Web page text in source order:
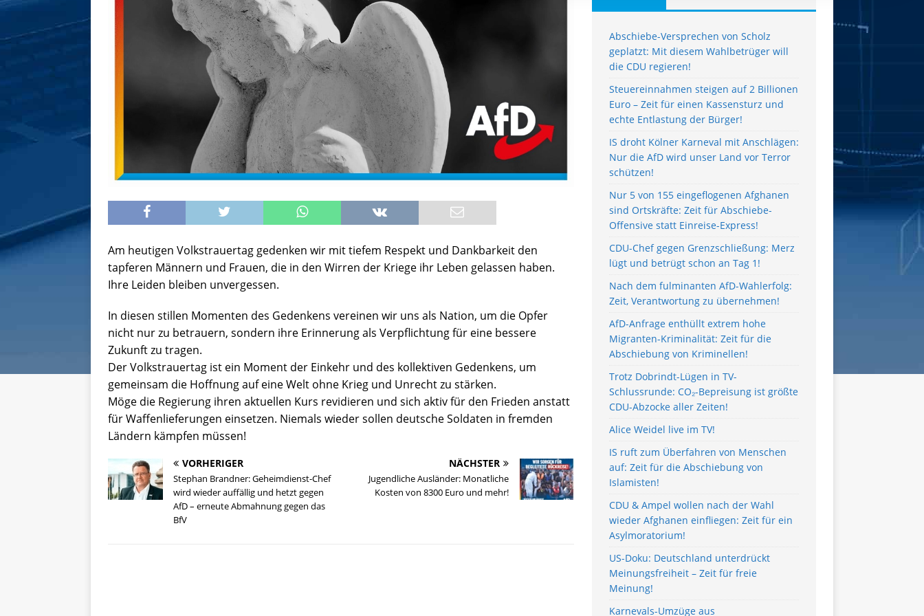
Am heutigen Volkstrauertag gedenken wir mit tiefem Respekt und Dankbarkeit den
tapferen Männern und Frauen, die in den Wirren der Kriege ihr Leben gelassen haben.
Ihre Leiden bleiben unvergessen.
In diesen stillen Momenten des Gedenkens vereinen wir uns als Nation, um die Opfer
nicht nur zu betrauern, sondern ihre Erinnerung als Verpflichtung für eine bessere
Zukunft zu tragen.
Der Volkstrauertag ist ein Moment der Einkehr und des kollektiven Gedenkens, um
gemeinsam die Hoffnung auf eine Welt ohne Krieg und Unrecht zu stärken.
Möge die Regierung ihren aktuellen Kurs revidieren und sich aktiv für den Frieden anstatt
für Waffenlieferungen einsetzen. Niemals wieder sollen deutsche Soldaten in fremden
Ländern kämpfen müssen!
VORHERIGER
Stephan Brandner: Geheimdienst-Chef
wird wieder auffällig und hetzt gegen
AfD – erneute Abmahnung gegen das
BfV
NÄCHSTER
Jugendliche Ausländer: Monatliche
Kosten von 8300 Euro und mehr!
Abschiebe-Versprechen von Scholz
geplatzt: Mit diesem Wahlbetrüger will
die CDU regieren!
Steuereinnahmen steigen auf 2 Billionen
Euro – Zeit für einen Kassensturz und
echte Entlastung der Bürger!
IS droht Kölner Karneval mit Anschlägen:
Nur die AfD wird unser Land vor Terror
schützen!
Nur 5 von 155 eingeflogenen Afghanen
sind Ortskräfte: Zeit für Abschiebe-
Offensive statt Einreise-Express!
CDU-Chef gegen Grenzschließung: Merz
lügt und betrügt schon an Tag 1!
Nach dem fulminanten AfD-Wahlerfolg:
Zeit, Verantwortung zu übernehmen!
AfD-Anfrage enthüllt extrem hohe
Migranten-Kriminalität: Zeit für die
Abschiebung von Kriminellen!
Trotz Dobrindt-Lügen in TV-
Schlussrunde: CO₂-Bepreisung ist größte
CDU-Abzocke aller Zeiten!
Alice Weidel live im TV!
IS ruft zum Überfahren von Menschen
auf: Zeit für die Abschiebung von
Islamisten!
CDU & Ampel wollen nach der Wahl
wieder Afghanen einfliegen: Zeit für ein
Asylmoratorium!
US-Doku: Deutschland unterdrückt
Meinungsfreiheit – Zeit für freie
Meinung!
Karnevals-Umzüge aus